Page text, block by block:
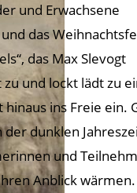
und Erwachsene
das
das Max Slevogt
und lockt lädt zu
ins Freie
dunklen
und
Anblick